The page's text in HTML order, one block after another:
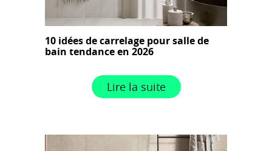
10 idées de carrelage pour salle de
bain tendance en 2026
Lire la suite